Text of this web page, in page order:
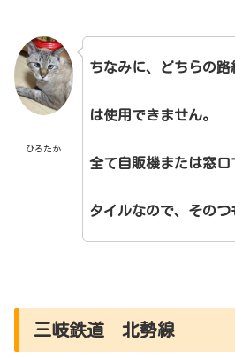
ひろたか
ちなみに、どちらの
は使用できません。
全て自販機または窓
タイルなので、そのつ
三岐鉄道 北勢線